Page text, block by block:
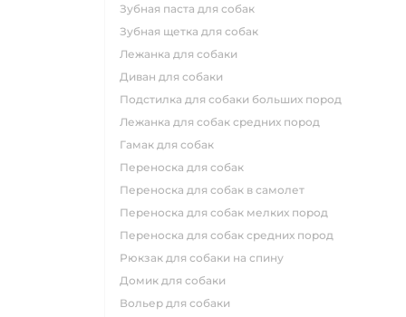
зубная паста для собак
зубная щетка для собак
лежанка для собаки
диван для собаки
подстилка для собаки больших пород
лежанка для собак средних пород
гамак для собак
переноска для собак
переноска для собак в самолет
переноска для собак мелких пород
переноска для собак средних пород
рюкзак для собаки на спину
домик для собаки
вольер для собаки